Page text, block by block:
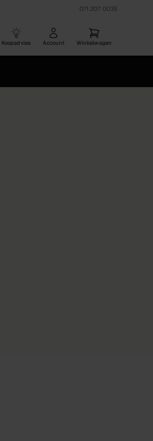
071 207 0035
Koopadvies Account Winkelwagen